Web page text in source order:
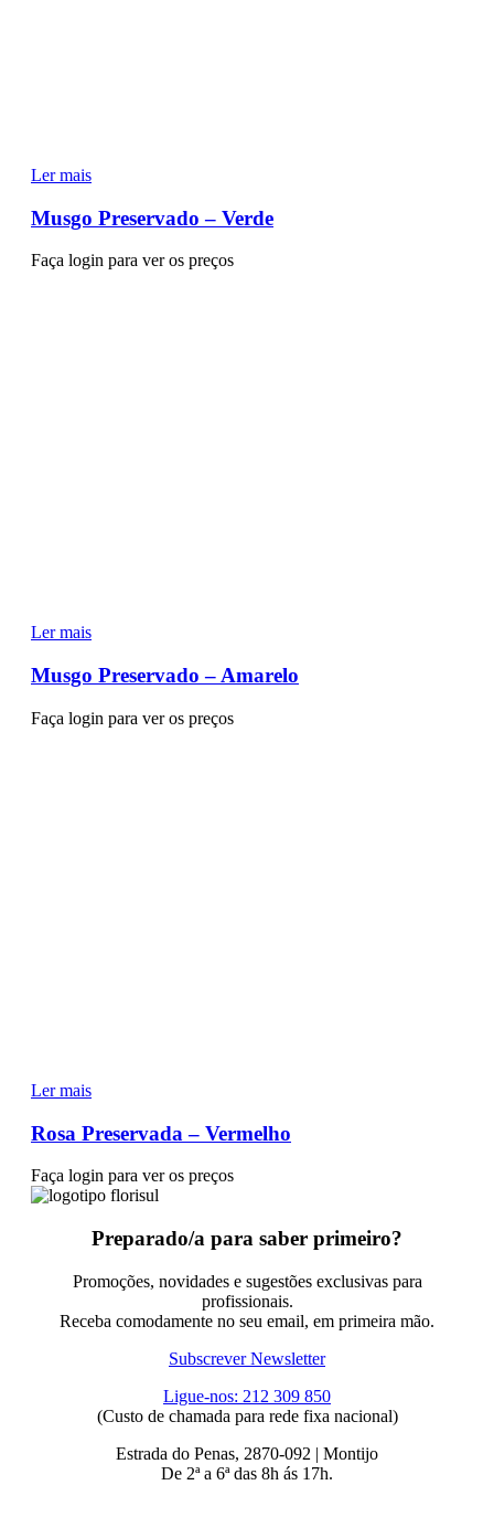
Ler mais
Musgo Preservado – Verde
Faça login para ver os preços
Ler mais
Musgo Preservado – Amarelo
Faça login para ver os preços
Ler mais
Rosa Preservada – Vermelho
Faça login para ver os preços
Preparado/a para saber primeiro?
Promoções, novidades e sugestões exclusivas para
profissionais.
Receba comodamente no seu email, em primeira mão.
Subscrever Newsletter
Ligue-nos: 212 309 850
(Custo de chamada para rede fixa nacional)
Estrada do Penas, 2870-092 | Montijo
De 2ª a 6ª das 8h ás 17h.